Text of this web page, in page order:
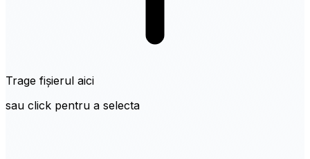
Trage fișierul aici
sau click pentru a selecta